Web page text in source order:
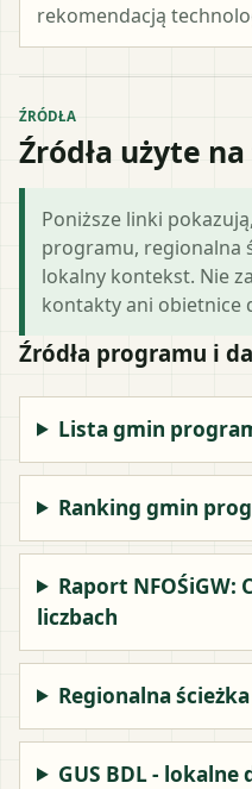
rekomendacją
ŹRÓDŁA
Źródła użyte
Poniższe linki
programu, regionalna
lokalny kontekst. Nie
kontakty ani obietnice
Źródła programu i
Lista gmin
Ranking gmin
Raport NFOŚiGW:
liczbach
Regionalna ścieżka
GUS BDL - lokalne